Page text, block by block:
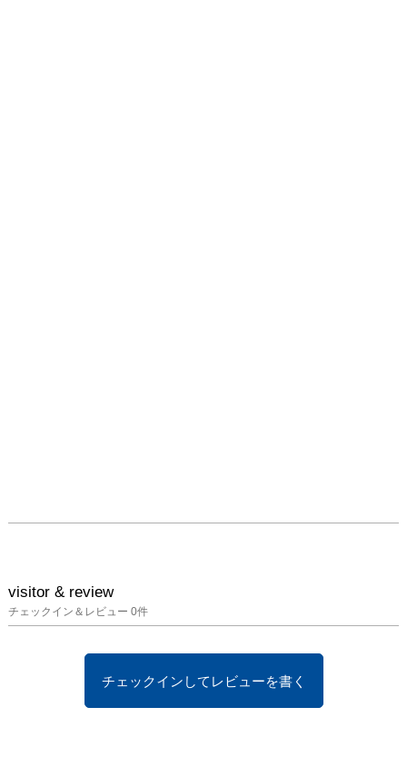
visitor & review
チェックイン＆レビュー 0件
チェックインしてレビューを書く